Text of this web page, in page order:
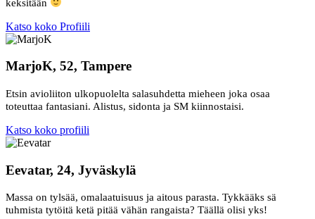
keksitään
Katso koko Profiili
MarjoK, 52, Tampere
Etsin avioliiton ulkopuolelta salasuhdetta mieheen joka osaa
toteuttaa fantasiani. Alistus, sidonta ja SM kiinnostaisi.
Katso koko profiili
Eevatar, 24, Jyväskylä
Massa on tylsää, omalaatuisuus ja aitous parasta. Tykkääks sä
tuhmista tytöitä ketä pitää vähän rangaista? Täällä olisi yks!